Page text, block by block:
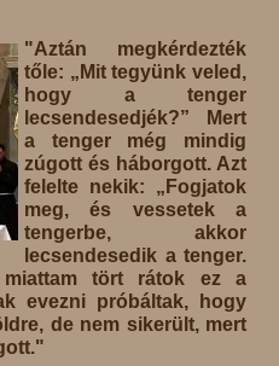
"Aztán megkérdezték
tőle: „Mit tegyünk veled,
hogy a tenger
lecsendesedjék?” Mert
a tenger még mindig
zúgott és háborgott. Azt
felelte nekik: „Fogjatok
meg, és vessetek a
tengerbe, akkor
lecsendesedik a tenger.
tört rátok ez a
evezni próbáltak, hogy
de nem sikerült, mert